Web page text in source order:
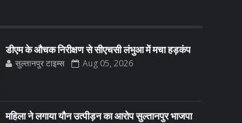
डीएम के औचक निरीक्षण से सीएचसी लंभुआ में मचा हड़कंप
सुल्तानपुर टाइम्स Aug 05, 2026
महिला ने लगाया यौन उत्पीड़न का आरोप सुल्तानपुर भाजपा